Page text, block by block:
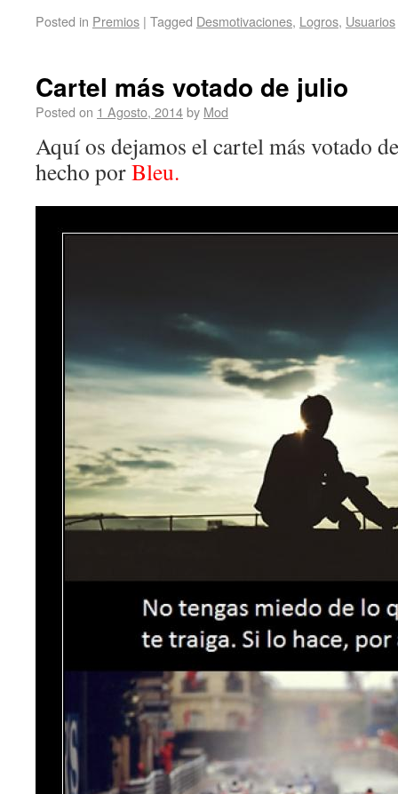
Posted in Premios | Tagged Desmotivaciones, Logros, Usuarios
Cartel más votado de julio
Posted on 1 Agosto, 2014by Mod
Aquí os dejamos el cartel más votado
hecho porBleu.